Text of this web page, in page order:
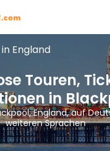
England
Touren,
in
England, auf
weiteren Sprachen